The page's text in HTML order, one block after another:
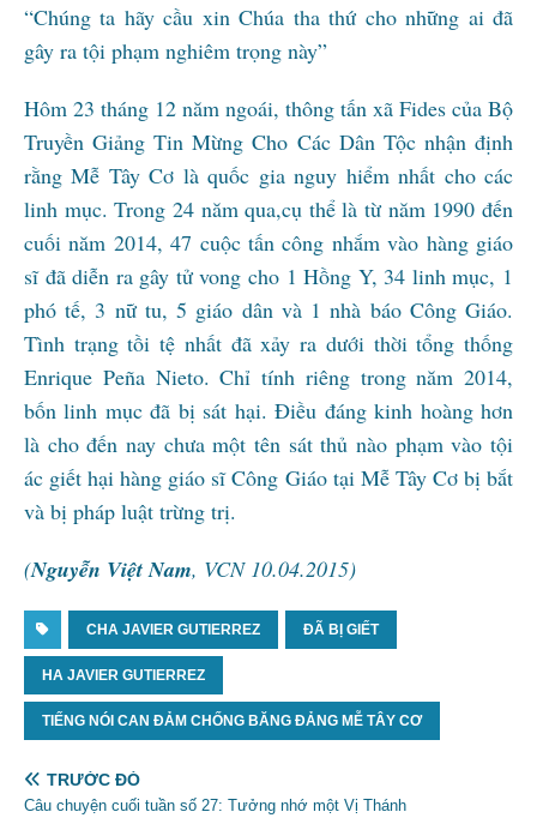
“Chúng ta hãy cầu xin Chúa tha thứ cho những ai đã
gây ra tội phạm nghiêm trọng này”
Hôm 23 tháng 12 năm ngoái, thông tấn xã Fides của Bộ
Truyền Giảng Tin Mừng Cho Các Dân Tộc nhận định
rằng Mễ Tây Cơ là quốc gia nguy hiểm nhất cho các
linh mục. Trong 24 năm qua,cụ thể là từ năm 1990 đến
cuối năm 2014, 47 cuộc tấn công nhắm vào hàng giáo
sĩ đã diễn ra gây tử vong cho 1 Hồng Y, 34 linh mục, 1
phó tế, 3 nữ tu, 5 giáo dân và 1 nhà báo Công Giáo.
Tình trạng tồi tệ nhất đã xảy ra dưới thời tổng thống
Enrique Peña Nieto. Chỉ tính riêng trong năm 2014,
bốn linh mục đã bị sát hại. Điều đáng kinh hoàng hơn
là cho đến nay chưa một tên sát thủ nào phạm vào tội
ác giết hại hàng giáo sĩ Công Giáo tại Mễ Tây Cơ bị bắt
và bị pháp luật trừng trị.
(Nguyễn Việt Nam, VCN 10.04.2015)
CHA JAVIER GUTIERREZ ĐÃ BỊ GIẾT
HA JAVIER GUTIERREZ
TIẾNG NÓI CAN ĐẢM CHỐNG BĂNG ĐẢNG MỄ TÂY CƠ
TRƯỚC ĐÓ
Câu chuyện cuối tuần số 27: Tưởng nhớ một Vị Thánh